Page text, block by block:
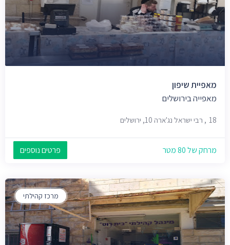
מאפיית שיפון
מאפייה בירושלים
18, רבי ישראל נג'ארה 10, ירושלים
מרחק של 80 מטר פרטים נוספים
מרכז קהילתי